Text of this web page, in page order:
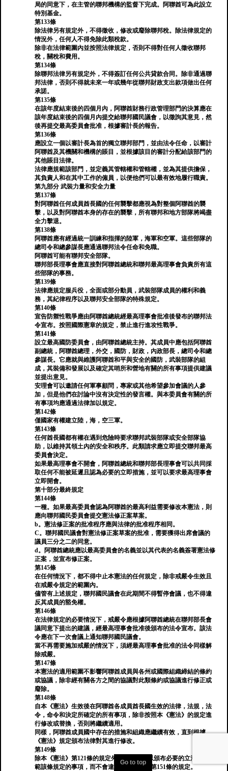
局的同意下，在主管的聯邦機構的監督下完成。阿聯酋可為此設立
特別基金。
第133條
除法律另有規定外，不得徵收，修改或廢除聯邦稅。除法律規定的
情況外，任何人不得免除此類稅款。
除非在法律範圍內並按照法律規定，否則不得對任何人徵收聯邦
稅，關稅和費用。
第134條
除聯邦法律另有規定外，不得簽訂任何公共貸款合同。除非通過聯
邦法律，否則不得就未來一年或幾年從聯邦財政支出款項做出任何
承諾。
第135條
在該年度結束後的四個月內，阿聯酋財務行政管理部門的決算應在
該年度結束後的四個月內提交給聯邦國民議會，以徵詢其意見，然
後再提交最高委員會批准，根據審計長的報告。
第136條
應設立一個以審計長為首的獨立聯邦部門，並由法令任命，以審計
阿聯酋及其機關和機構的賬目，並根據該目的審計分配給該部門的
其他賬目法律。
法律應規範該部門，並定義其管轄權和管轄權，並為其提供擔保，
其負責人和在其中工作的僱員，以便他們可以最有效地履行職責。
第九部分 武裝力量和安全力量
第137條
對阿聯酋任何成員酋長國的任何襲擊都應視為對整個阿聯酋的襲
擊，以及對阿聯酋本身的存在的襲擊，所有聯邦和地方部隊將竭盡
全力擊退。
第138條
阿聯酋應有經過統一訓練和指揮的陸軍，海軍和空軍。這些部隊的
總司令和總參謀長應通過聯邦法令任命和免職。
阿聯酋可能有聯邦安全部隊。
聯邦部長理事會應直接對阿聯酋總統和聯邦最高理事會負責所有這
些部隊的事務。
第139條
法律應規定服兵役，全面或部分動員，武裝部隊成員的權利和義
務，其紀律程序以及聯邦安全部隊的特殊規定。
第140條
宣告防禦性戰爭應由阿聯酋總統經最高理事會批准後發布的聯邦法
令宣布。按照國際憲章的規定，禁止進行進攻性戰爭。
第141條
設立最高國防委員會，由阿聯酋總統主持。其成員中應包括阿聯酋
副總統，阿聯酋總理，外交，國防，財政，內政部長，總司令和總
參謀長。它應就與維護阿聯酋和平與安全的國防，武裝部隊的組
成，其裝備和發展以及確定其哨所和營地有關的所有事項提供建議
並提出意見。
安理會可以邀請任何軍事顧問，專家或其他希望參加會議的人參
加，但是他們在討論中沒有決定性的發言權。與本委員會有關的所
有事項均應通過法律加以規定。
第142條
僅國家有權建立陸，海，空三軍。
第143條
任何酋長國都有權在遇到危險時要求聯邦武裝部隊或安全部隊協
助，以維持其領土內的安全和秩序。此類請求應立即提交聯邦最高
委員會決定。
如果最高理事會不開會，阿聯酋總統和聯邦部長理事會可以共同採
取任何不能被延遲且認為必要的立即措施，並可以要求最高理事會
立即開會。
第十部分最終規定
第144條
一種。如果最高委員會認為阿聯酋的最高利益需要修改本憲法，則
應向聯邦國民委員會提交憲法修正案草案。
b。憲法修正案的批准程序應與法律的批准程序相同。
C。聯邦國民議會對憲法修正案草案的批准，需要獲得出席會議的
議員三分之二的同意。
d。阿聯酋總統應以最高委員會的名義並以其代表的名義簽署憲法修
正案，並宣布修正案。
第145條
在任何情況下，都不得中止本憲法的任何規定，除非戒嚴令生效且
在戒嚴令規定的範圍內。
儘管有上述規定，聯邦國民議會在此期間不得暫停會議，也不得違
反其成員的豁免權。
第146條
在法律規定的必要情況下，戒嚴令應根據阿聯酋總統在聯邦部長會
議同意下提出的建議，經最高理事會批准後頒布的法令宣布。該法
令應在下一次會議上通知聯邦國民議會。
當不再需要施加戒嚴的情況下，須經最高理事會批准的法令同樣解
除戒嚴。
第147條
本憲法的適用範圍不影響阿聯酋成員與各州或國際組織締結的條約
或協議，除非經有關各方之間的協議對此類條約或協議進行修正或
廢除。
第148條
自本《憲法》生效後在阿聯酋各成員酋長國生效的法律，法規，法
令，命令和決定所確定的所有事項，除非按照本《憲法》的規定進
行修改或替換，否則將繼續適用。
同樣，阿聯酋成員國中存在的措施和組織應繼續有效，直到根據
《憲法》規定頒布法律對其進行修改。
第149條
除本《憲法》第121條的規定外，阿聯酋可以頒布必要的立法，以規
範該條規定的事項，而不會違反本《憲法》第151條的規定。
Go to top